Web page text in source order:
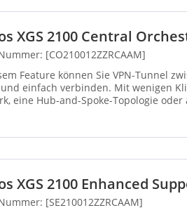
XGS 2100 Central
[CO210012ZZRCAAM]
Feature können Sie VPN-Tunnel
einfach verbinden. Mit wenigen
eine Hub-and-Spoke-Topologie
XGS 2100 Enhanced
[SE210012ZZRCAAM]